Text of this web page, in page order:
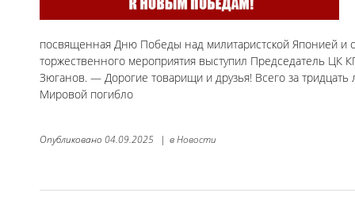
посвященная Дню Победы над милитаристской Японией
торжественного мероприятия выступил Председатель ЦК
Зюганов. — Дорогие товарищи и друзья! Всего за
Мировой погибло
Опубликовано 04.09.2025 | вНовости